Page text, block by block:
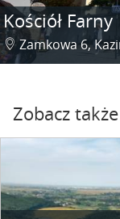
Kościół Farny
Zamkowa 6,
Zobacz także